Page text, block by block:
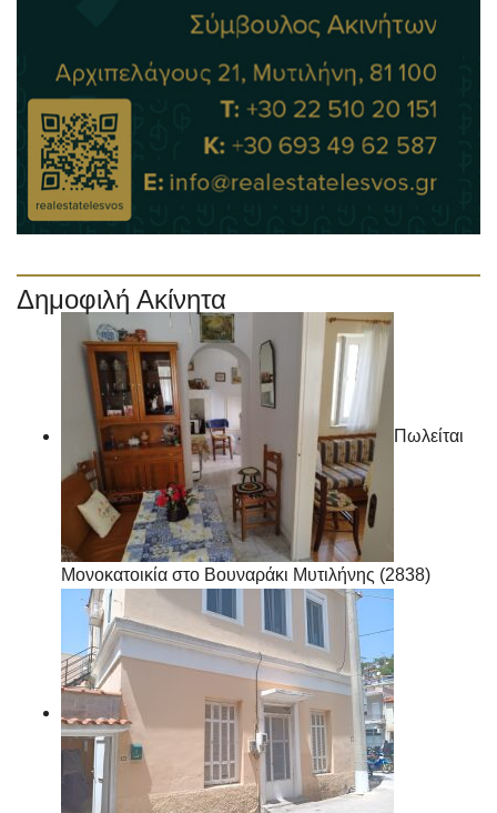
Δημοφιλή Ακίνητα
Πωλείται
Μονοκατοικία στο Βουναράκι Μυτιλήνης (2838)